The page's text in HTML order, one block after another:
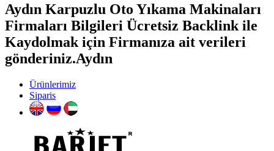
Aydın Karpuzlu Oto Yıkama Makinaları
Firmaları Bilgileri Ücretsiz Backlink ile
Kaydolmak için Firmanıza ait verileri
gönderiniz.Aydın
Ürünlerimiz
Siparis